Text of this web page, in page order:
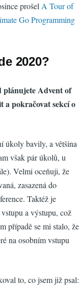
prošel A Tour of
Go Programming
2020?
plánujete Advent of
a pokračovat sekcí o
úkoly bavily, a většina
však pár úkolů, u
Velmi oceňuji, že
zasazená do
Taktéž je
a výstupu, což
případě se mi stalo, že
na osobním vstupu
to, co jsem již psal: